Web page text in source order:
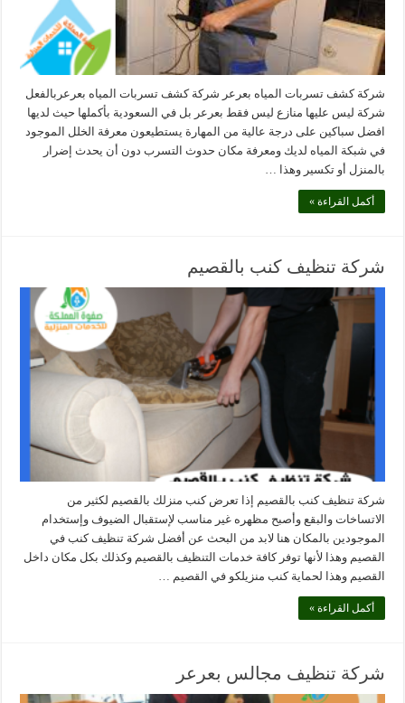
شركة كشف تسربات المياه بعرعر شركة كشف تسربات المياه بعرعربالفعل
شركة ليس عليها منازع ليس فقط بعرعر بل في السعودية بأكملها حيث لديها
افضل سباكين على درجة عالية من المهارة يستطيعون معرفة الخلل الموجود
في شبكة المياه لديك ومعرفة مكان حدوث التسرب دون أن يحدث إضرار
بالمنزل أو تكسير وهذا …
أكمل القراءة »
شركة تنظيف كنب بالقصيم
شركة تنظيف كنب بالقصيم إذا تعرض كنب منزلك بالقصيم لكثير من
الاتساخات والبقع وأصبح مظهره غير مناسب لإستقبال الضيوف وإستخدام
الموجودين بالمكان هنا لابد من البحث عن أفضل شركة تنظيف كنب في
القصيم وهذا لأنها توفر كافة خدمات التنظيف بالقصيم وكذلك بكل مكان داخل
القصيم وهذا لحماية كنب منزيلكو في القصيم …
أكمل القراءة »
شركة تنظيف مجالس بعرعر